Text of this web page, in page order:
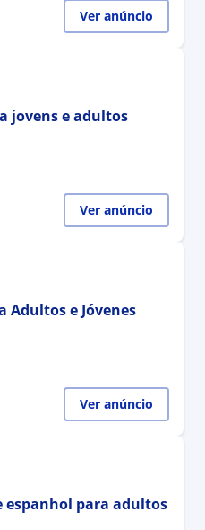
Ver anúncio
jovens e adultos
Ver anúncio
Adultos e Jóvenes
Ver anúncio
espanhol para adultos